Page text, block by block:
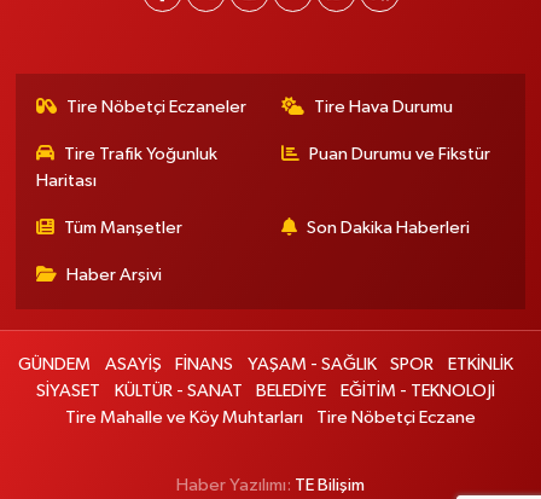
Tire Nöbetçi Eczaneler Tire Hava Durumu
Tire Trafik Yoğunluk
Haritası
Puan Durumu ve Fikstür
Tüm Manşetler Son Dakika Haberleri
Haber Arşivi
GÜNDEM ASAYİŞ FİNANS YAŞAM - SAĞLIK SPOR
ETKİNLİK
SİYASET
KÜLTÜR - SANAT BELEDİYE
EĞİTİM - TEKNOLOJİ
Tire Mahalle ve Köy Muhtarları
Tire Nöbetçi Eczane
Haber Yazılımı: TE Bilişim